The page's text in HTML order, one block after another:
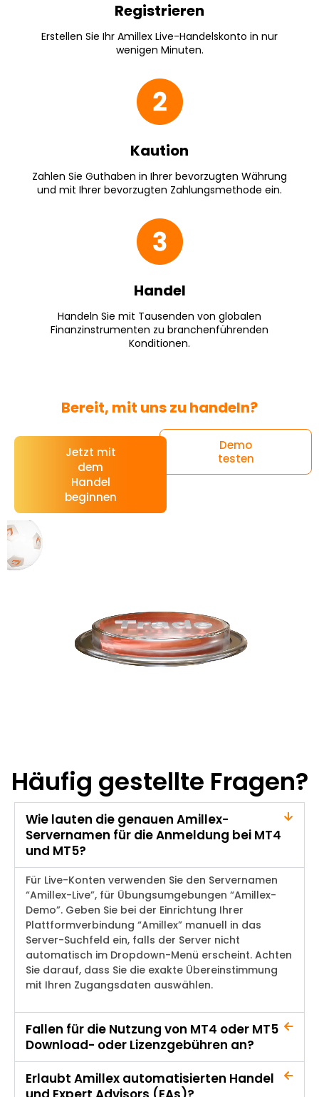
Registrieren
Erstellen Sie Ihr Amillex Live-Handelskonto in nur
wenigen Minuten.
Kaution
Zahlen Sie Guthaben in Ihrer bevorzugten Währung
und mit Ihrer bevorzugten Zahlungsmethode ein.
Handel
Handeln Sie mit Tausenden von globalen
Finanzinstrumenten zu branchenführenden
Konditionen.
Bereit, mit uns zu handeln?
Jetzt mit
dem
Handel
beginnen
Demo
testen
Häufig gestellte Fragen?
Wie lauten die genauen Amillex-
Servernamen für die Anmeldung bei MT4
und MT5?
Für Live-Konten verwenden Sie den Servernamen
“Amillex-Live”, für Übungsumgebungen “Amillex-
Demo”. Geben Sie bei der Einrichtung Ihrer
Plattformverbindung “Amillex” manuell in das
Server-Suchfeld ein, falls der Server nicht
automatisch im Dropdown-Menü erscheint. Achten
Sie darauf, dass Sie die exakte Übereinstimmung
mit Ihren Zugangsdaten auswählen.
Fallen für die Nutzung von MT4 oder MT5
Download- oder Lizenzgebühren an?
Erlaubt Amillex automatisierten Handel